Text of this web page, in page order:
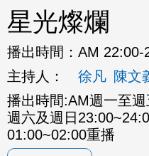
星光燦爛
播出時間： AM 22:00-
主持人：
徐凡 陳文
播出時間:AM週一至
週六及週日
01:00~02:00重播